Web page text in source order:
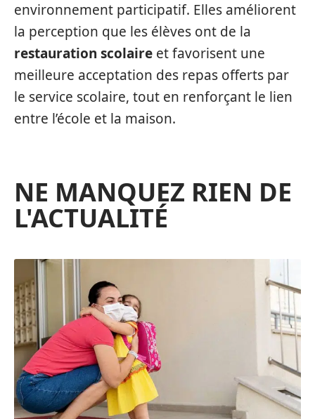
environnement participatif. Elles améliorent
la perception que les élèves ont de la
restauration scolaire et favorisent une
meilleure acceptation des repas offerts par
le service scolaire, tout en renforçant le lien
entre l’école et la maison.
NE MANQUEZ RIEN DE
L'ACTUALITÉ